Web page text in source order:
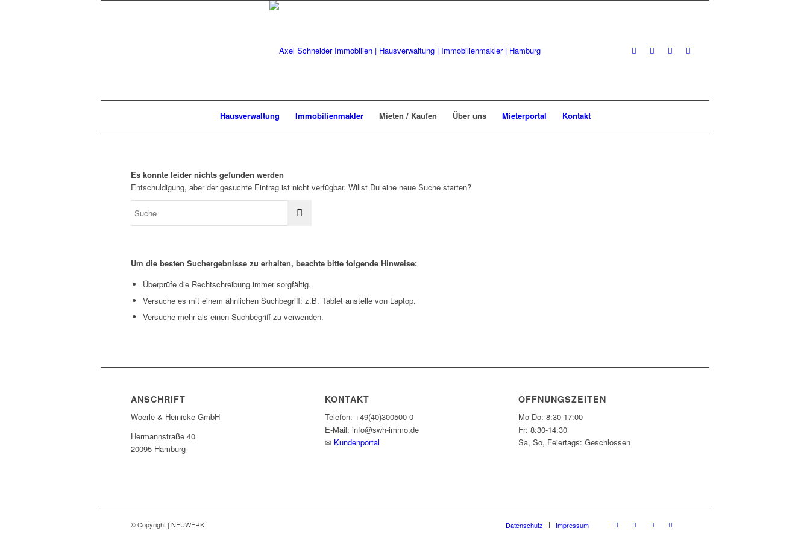
Hausverwaltung Immobilienmakler Mieten / Kaufen Über uns Mieterportal Kontakt
Es konnte leider nichts gefunden werden
Entschuldigung, aber der gesuchte Eintrag ist nicht verfügbar. Willst Du eine neue Suche starten?
Um die besten Suchergebnisse zu erhalten, beachte bitte folgende Hinweise:
Überprüfe die Rechtschreibung immer sorgfältig.
Versuche es mit einem ähnlichen Suchbegriff: z.B. Tablet anstelle von Laptop.
Versuche mehr als einen Suchbegriff zu verwenden.
ANSCHRIFT
Woerle & Heinicke GmbH
Hermannstraße 40
20095 Hamburg
KONTAKT
Telefon: +49(40)300500-0
E-Mail: info@swh-immo.de
✉ Kundenportal
ÖFFNUNGSZEITEN
Mo-Do: 8:30-17:00
Fr: 8:30-14:30
Sa, So, Feiertags: Geschlossen
© Copyright | NEUWERK Datenschutz Impressum